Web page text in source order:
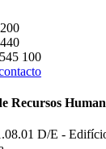
100
Recursos
D/E -